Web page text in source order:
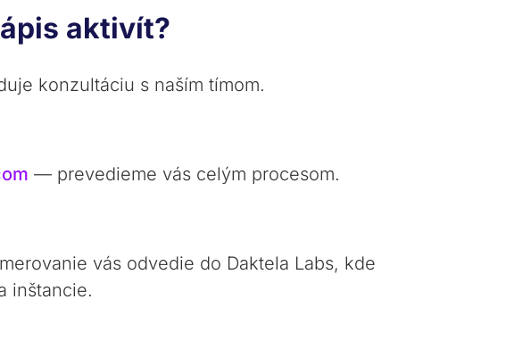
aktivít?
konzultáciu s naším tímom.
— prevedieme vás celým procesom.
vás odvedie do Daktela Labs, kde
inštancie.